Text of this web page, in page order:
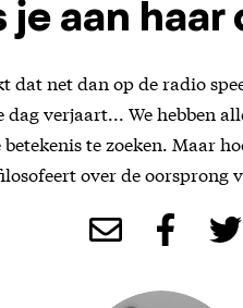
je aan haar
dat net dan op de radio
verjaart... We hebben
te zoeken. Maar
over de oorsprong